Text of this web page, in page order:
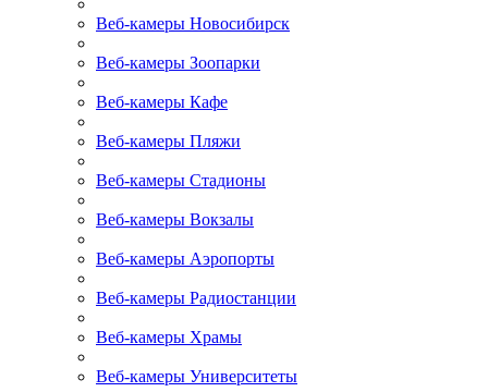
Веб-камеры Новосибирск
Веб-камеры Зоопарки
Веб-камеры Кафе
Веб-камеры Пляжи
Веб-камеры Стадионы
Веб-камеры Вокзалы
Веб-камеры Аэропорты
Веб-камеры Радиостанции
Веб-камеры Храмы
Веб-камеры Университеты